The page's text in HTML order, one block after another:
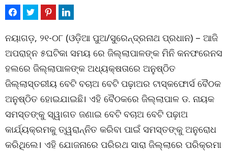
ନୟାଗଡ଼, ୨୧-୦୮ (ଓଡ଼ିଆ ପୁଅ/ସୁରେନ୍ଦ୍ରନାଥ ପ୍ରଧାନ) – ଆଜି
ଅପରାହ୍ନ ୫ଘଟିକା ସମୟ ରେ ଜିଲ୍ଲାପାଳଙ୍କ ମିନି କନଫରେନସ
ହଲରେ ଜିଲ୍ଲାପାଳଙ୍କ ଅଧ୍ୟକ୍ଷତାରେ ଅନୁଷ୍ଠିତ
ଜିଲ୍ଲାସ୍ତରୀୟ ବେଟି ବଚାଅ ବେଟି ପଢ଼ାଅର ଟାସ୍କଫୋର୍ସ ବୈଠକ
ଅନୁଷ୍ଠିତ ହୋଇଯାଇଛି। ଏହି ବୈଠକରେ ଜିଲ୍ଲାପାଳ ଡ. ନାୟକ
ସମସ୍ତଙ୍କୁ ସ୍ୱାଗତ ଜଣାଇ ବେଟି ବଚାଅ ବେଟି ପଢ଼ାଅ
କାର୍ଯ୍ୟକ୍ରମକୁ ତ୍ୱରାନ୍ନିତ କରିବା ପାଇଁ ସମସ୍ତଙ୍କୁ ଅନୁରୋଧ
କରିଥିଲେ। ଏହି ଯୋଜନାରେ ପରିରଥ ସାରା ଜିଲ୍ଲାରେ ପରିକ୍ରମା